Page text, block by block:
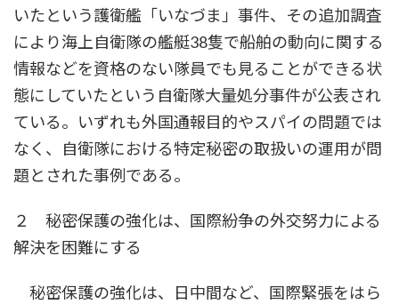
いたという護衛艦「いなづま」事件、その追加調査
により海上自衛隊の艦艇38隻で船舶の動向に関する
情報などを資格のない隊員でも見ることができる状
態にしていたという自衛隊大量処分事件が公表され
ている。いずれも外国通報目的やスパイの問題では
なく、自衛隊における特定秘密の取扱いの運用が問
題とされた事例である。
２ 秘密保護の強化は、国際紛争の外交努力による
解決を困難にする
秘密保護の強化は、日中間など、国際緊張をはら